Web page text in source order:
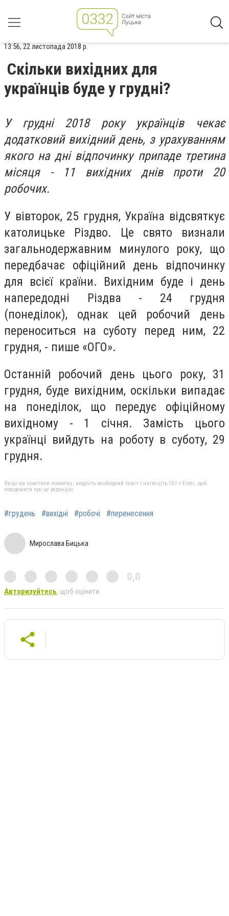
13:56, 22 листопада 2018 р.
Скільки вихідних для
українців буде у грудні?
У грудні 2018 року українців чекає
додатковий вихідний день, з урахуванням
якого на дні відпочинку припаде третина
місяця - 11 вихідних днів проти 20
робочих.
У вівторок, 25 грудня, Україна відсвяткує
католицьке Різдво. Це свято визнали
загальнодержавним минулого року, що
передбачає офіційний день відпочинку
для всієї країни. Вихідним буде і день
напередодні Різдва - 24 грудня
(понеділок), однак цей робочий день
переноситься на суботу перед ним, 22
грудня, - пише «ОГО».
Останній робочий день цього року, 31
грудня, буде вихідним, оскільки випадає
на понеділок, що передує офіційному
вихідному - 1 січня. Замість цього
українці вийдуть на роботу в суботу, 29
грудня.
Якщо ви помітили помилку, виділіть необхідний текст і натисніть Ctrl + Enter, щоб
повідомити про це редакцію
#грудень #вихідні #робочі #перенесення
Мирослава Бицька
0,0
Авторизуйтесь, щоб оцінити